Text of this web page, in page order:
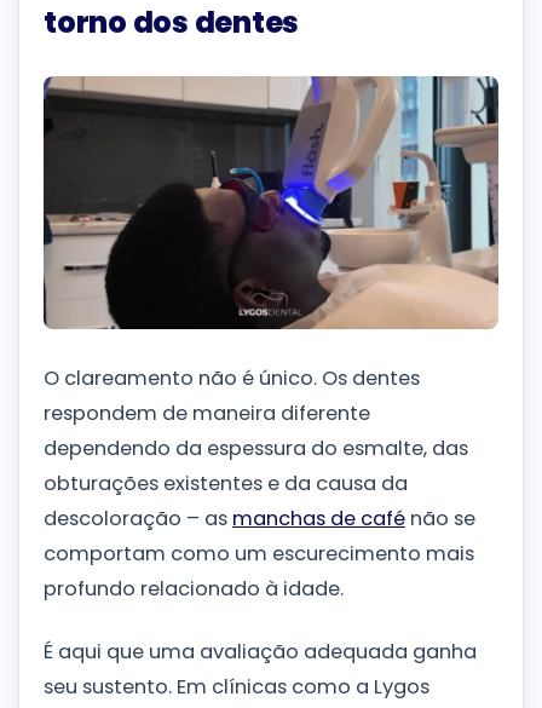
torno dos dentes
O clareamento não é único. Os dentes
respondem de maneira diferente
dependendo da espessura do esmalte, das
obturações existentes e da causa da
descoloração – as manchas de café não se
comportam como um escurecimento mais
profundo relacionado à idade.
É aqui que uma avaliação adequada ganha
seu sustento. Em clínicas como a Lygos